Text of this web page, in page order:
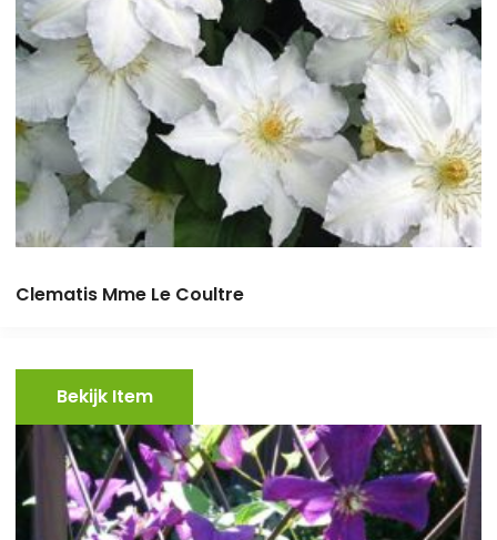
Clematis Mme Le Coultre
Bekijk Item